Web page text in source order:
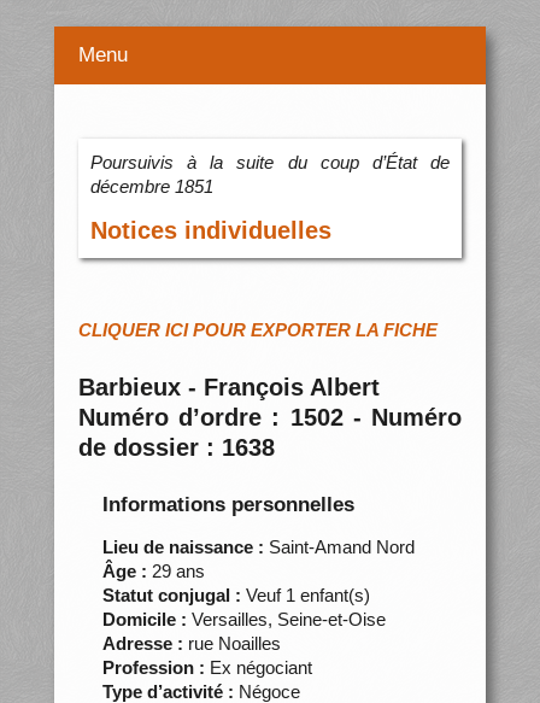
Menu
Poursuivis à la suite du coup d’État de
décembre 1851
Notices individuelles
CLIQUER ICI POUR EXPORTER LA FICHE
Barbieux - François Albert
Numéro d’ordre : 1502 - Numéro
de dossier : 1638
Informations personnelles
Lieu de naissance : Saint-Amand Nord
Âge : 29 ans
Statut conjugal : Veuf 1 enfant(s)
Domicile : Versailles, Seine-et-Oise
Adresse : rue Noailles
Profession : Ex négociant
Type d’activité : Négoce